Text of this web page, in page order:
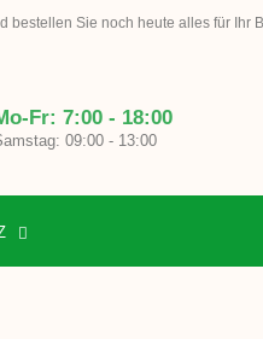
bestellen Sie noch heute alles für Ihr
Fr: 7:00 - 18:00
09:00 - 13:00